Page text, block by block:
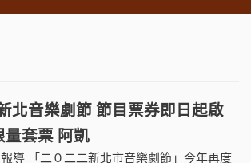
北音樂劇節 節目票券即日起啟
套票 阿凱
導 「二０二二新北市音樂劇節」今年再度